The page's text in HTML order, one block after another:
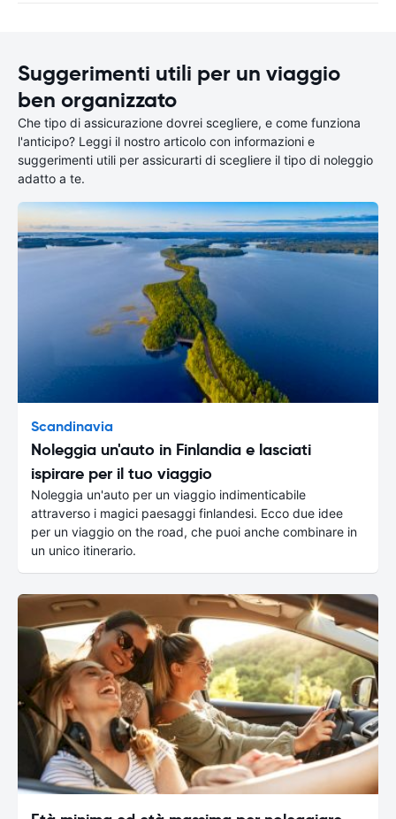
Suggerimenti utili per un viaggio
ben organizzato
Che tipo di assicurazione dovrei scegliere, e come funziona
l'anticipo? Leggi il nostro articolo con informazioni e
suggerimenti utili per assicurarti di scegliere il tipo di noleggio
adatto a te.
Scandinavia
Noleggia un'auto in Finlandia e lasciati
ispirare per il tuo viaggio
Noleggia un'auto per un viaggio indimenticabile
attraverso i magici paesaggi finlandesi. Ecco due idee
per un viaggio on the road, che puoi anche combinare in
un unico itinerario.